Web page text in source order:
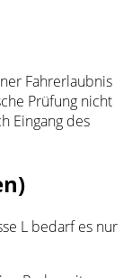
Fahrerlaubnis
Prüfung nicht
Eingang des
L bedarf es nur